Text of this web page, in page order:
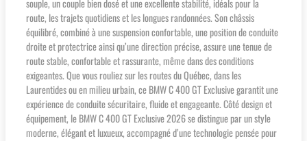
souple, un couple bien dosé et une excellente stabilité, idéals pour la
route, les trajets quotidiens et les longues randonnées. Son châssis
équilibré, combiné à une suspension confortable, une position de conduite
droite et protectrice ainsi qu’une direction précise, assure une tenue de
route stable, confortable et rassurante, même dans des conditions
exigeantes. Que vous rouliez sur les routes du Québec, dans les
Laurentides ou en milieu urbain, ce BMW C 400 GT Exclusive garantit une
expérience de conduite sécuritaire, fluide et engageante. Côté design et
équipement, le BMW C 400 GT Exclusive 2026 se distingue par un style
moderne, élégant et luxueux, accompagné d’une technologie pensée pour